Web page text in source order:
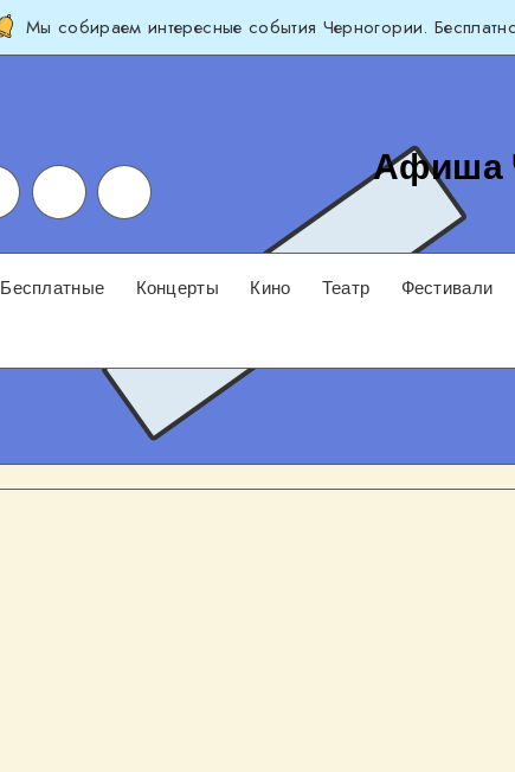
Мы собираем интересные события Черногории.
Афиша
Бесплатные Концерты Кино Театр Фестивали